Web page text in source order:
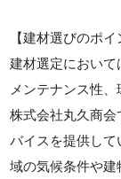
【建材選びのポ
建材選定において
メンテナンス性
株式会社丸久商会
バイスを提供し
域の気候条件や